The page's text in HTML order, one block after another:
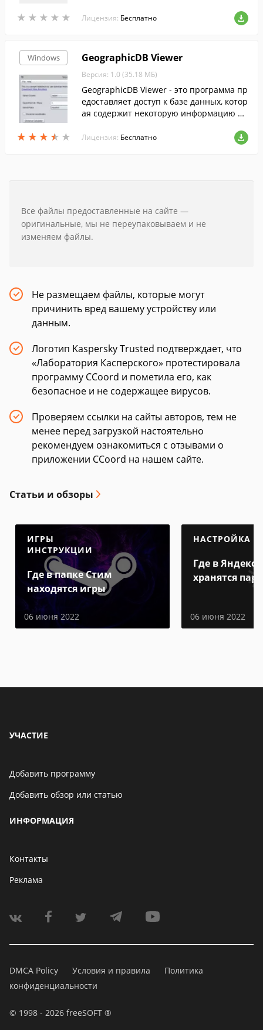
★ ★ ★ ★ ★
★ ★ ★ ★ ★ Лицензия: Бесплатно
Windows
★ ★ ★ ★ ★
★ ★ ★ ★ ★
GeographicDB Viewer
Версия: 1.0 (35.18 МБ)
GeographicDB Viewer - это программа пр
едоставляет доступ к базе данных, котор
ая содержит некоторую информацию о г
Лицензия: Бесплатно
Все файлы предоставленные на сайте —
оригинальные, мы не переупаковываем и не
изменяем файлы.
Не размещаем файлы, которые могут
причинить вред вашему устройству или
данным.
Логотип Kaspersky Trusted подтверждает, что
«Лаборатория Касперского» протестировала
программу CCoord и пометила его, как
безопасное и не содержащее вирусов.
Проверяем ссылки на сайты авторов, тем не
менее перед загрузкой настоятельно
рекомендуем ознакомиться с отзывами о
приложении CCoord на нашем сайте.
Статьи и обзоры
ИГРЫ
ИНСТРУКЦИИ
Где в папке Стим
находятся игры
06 июня 2022
НАСТРОЙКА
Где в Яндекс
хранятся
06 июня 2022
УЧАСТИЕ
Добавить программу
Добавить обзор или статью
ИНФОРМАЦИЯ
Контакты
Реклама
DMCA Policy Условия и правила
Политика
конфиденциальности
© 1998 - 2026 freeSOFT ®